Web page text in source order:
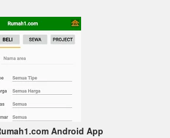
Android App